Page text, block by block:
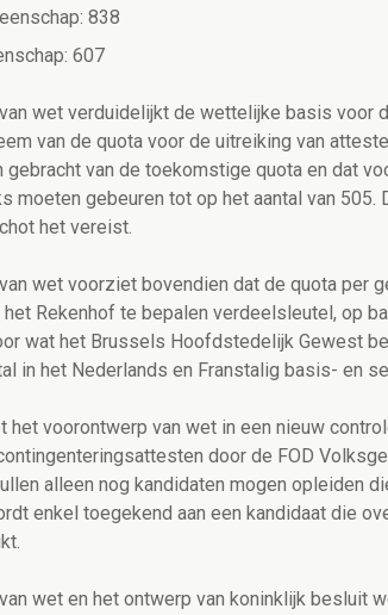
838
607
wet verduidelijkt de wettelijke basis voor
van de quota voor de uitreiking van
gebracht van de toekomstige quota en dat
moeten gebeuren tot op het aantal van
het vereist.
wet voorziet bovendien dat de quota per
Rekenhof te bepalen verdeelsleutel, op
wat het Brussels Hoofdstedelijk Gewest
in het Nederlands en Franstalig basis- en
het voorontwerp van wet in een nieuw
door de FOD
alleen nog kandidaten mogen opleiden
enkel toegekend aan een kandidaat die
wet en het ontwerp van koninklijk besluit